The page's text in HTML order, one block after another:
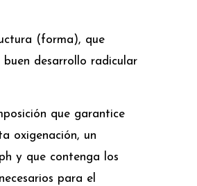
(forma), que
buen desarrollo radicular
que garantice
oxigenación, un
y que contenga los
para el